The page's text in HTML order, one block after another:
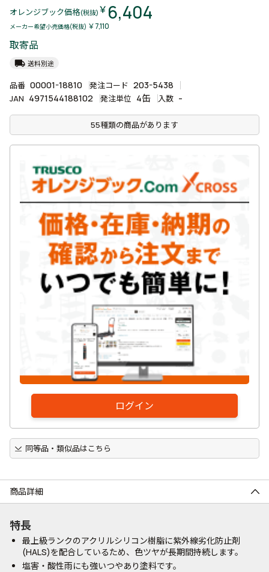
オレンジブック価格(税抜) ￥ 6,404
メーカー希望小売価格(税抜) ￥7,110
取寄品
local_shipping 送料別途
品番 00001-18810 発注コード 203-5438
JAN 4971544188102 発注単位 4缶 入数 -
55種類の商品があります
ログイン
同等品・類似品はこちら
商品詳細
特長
最上級ランクのアクリルシリコン樹脂に紫外線劣化防止剤
(HALS)を配合しているため、色ツヤが長期間持続します。
塩害・酸性雨にも強いつやあり塗料です。